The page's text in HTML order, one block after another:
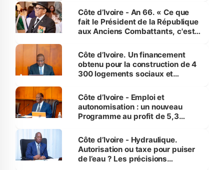
Côte d’Ivoire - An 66. « Ce que
fait le Président de la République
aux Anciens Combattants, c'est
Côte d’Ivoire. Un financement
obtenu pour la construction de 4
300 logements sociaux et
et Yamoussoukro
Côte d’Ivoire - Emploi et
autonomisation : un nouveau
Programme au profit de 5,3
Côte d’Ivoire - Hydraulique.
Autorisation ou taxe pour puiser
de l’eau ? Les précisions